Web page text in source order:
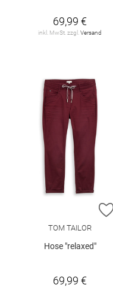
69,99 €
inkl. MwSt. zzgl.Versand
TOM TAILOR
Hose "relaxed"
69,99 €